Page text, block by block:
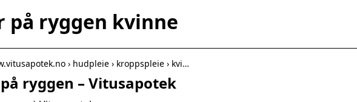
på ryggen kvinne
› hudpleie › kroppspleie › kvi…
ryggen – Vitusapotek